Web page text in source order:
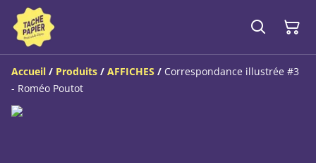
Accueil / Produits / AFFICHES / Correspondance illustrée #3
- Roméo Poutot